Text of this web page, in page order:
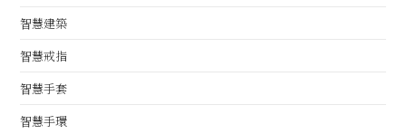
智慧建築
智慧戒指
智慧手套
智慧手環